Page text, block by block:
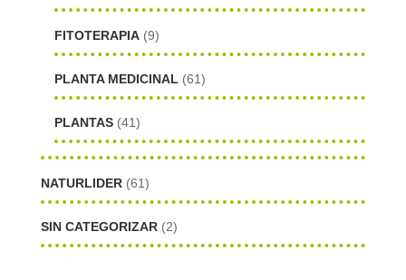
FITOTERAPIA (9)
PLANTA MEDICINAL (61)
PLANTAS (41)
NATURLIDER (61)
SIN CATEGORIZAR (2)